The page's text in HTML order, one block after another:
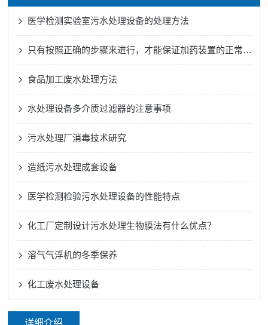
医学检测实验室污水处理设备的处理方法
只有按照正确的步骤来进行，才能保证加药装置的正常运行
食品加工废水处理方法
水处理设备多介质过滤器的注意事项
污水处理厂消毒技术研究
造纸污水处理成套设备
医学检测检验污水处理设备的性能特点
化工厂定制设计污水处理生物膜法有什么优点？
溶气气浮机的冬季保养
化工废水处理设备
详细介绍